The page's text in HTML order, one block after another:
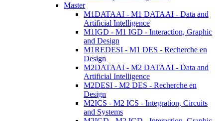
Master
M1DATAAI - M1 DATAAI - Data and
Artificial Intelligence
M1IGD - M1 IGD - Interaction, Graphic
and Design
M1REDESI - M1 DES - Recherche en
Design
M2DATAAI - M2 DATAAI - Data and
Artificial Intelligence
M2DESI - M2 DES - Recherche en
Design
M2ICS - M2 ICS - Integration, Circuits
and Systems